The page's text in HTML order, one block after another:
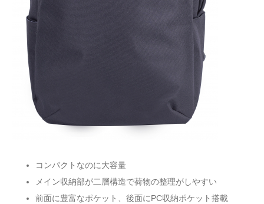
コンパクトなのに大容量
メイン収納部が二層構造で荷物の整理がしやすい
前面に豊富なポケット、後面にPC収納ポケット搭載